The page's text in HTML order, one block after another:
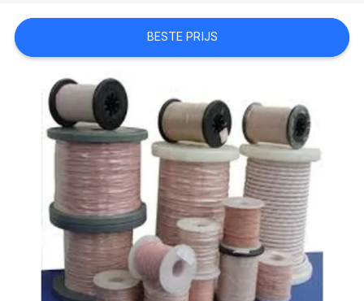
SITEMAP
PRIVACY
POLICY
BESTE PRIJS